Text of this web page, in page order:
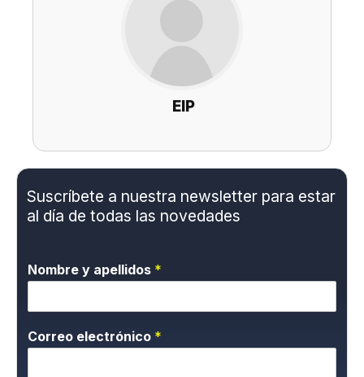
EIP
Suscríbete a nuestra newsletter para estar
al día de todas las novedades
Nombre y apellidos *
Correo electrónico *